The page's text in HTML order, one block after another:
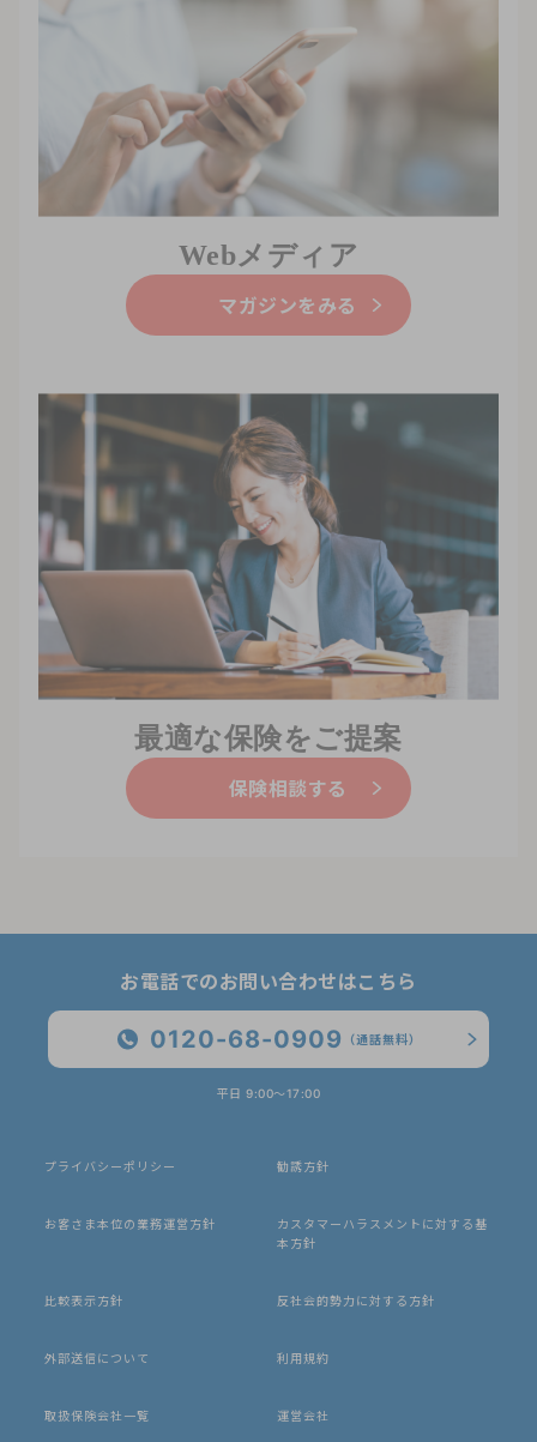
Webメディア
マガジンをみる
最適な保険をご提案
保険相談する
お電話でのお問い合わせはこちら
0120-68-0909 （通話無料）
平日 9:00〜17:00
プライバシーポリシー 勧誘方針
お客さま本位の業務運営方針
カスタマーハラスメントに対する基
本方針
比較表示方針 反社会的勢力に対する方針
外部送信について 利用規約
取扱保険会社一覧 運営会社